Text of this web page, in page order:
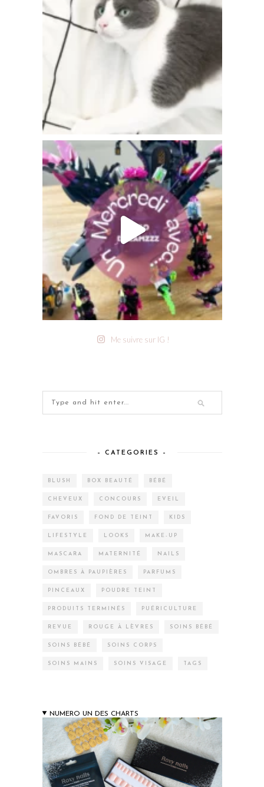
Me suivre sur IG !
– CATEGORIES –
BLUSH BOX BEAUTÉ BÉBÉ
CHEVEUX CONCOURS EVEIL
FAVORIS FOND DE TEINT KIDS
LIFESTYLE LOOKS MAKE-UP
MASCARA MATERNITÉ NAILS
OMBRES À PAUPIÈRES PARFUMS
PINCEAUX POUDRE TEINT
PRODUITS TERMINÉS PUÉRICULTURE
REVUE ROUGE À LÈVRES SOINS BÉBÉ
SOINS BÉBÉ SOINS CORPS
SOINS MAINS SOINS VISAGE TAGS
NUMERO UN DES CHARTS